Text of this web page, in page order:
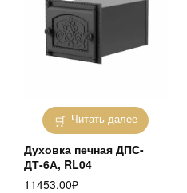
Читать далее
Духовка печная ДПС-
ДТ-6А, RL04
11453.00₽